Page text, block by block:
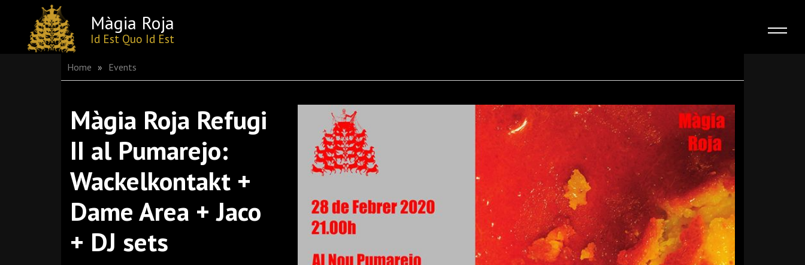
content
Màgia Roja
Id Est Quo Id Est
Home » Events
Màgia Roja Refugi
II al Pumarejo:
Wackelkontakt +
Dame Area + Jaco
+ DJ sets